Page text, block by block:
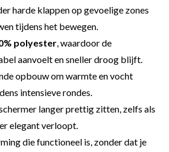
harde klappen op gevoelige zones
tijdens het bewegen.
polyester, waardoor de
aanvoelt en sneller droog blijft.
opbouw om warmte en vocht
intensieve rondes.
langer prettig zitten, zelfs als
elegant verloopt.
die functioneel is, zonder dat je